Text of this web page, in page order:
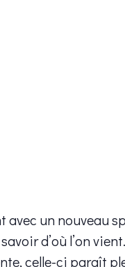
avec un nouveau
d’où l’on
celle-ci paraît